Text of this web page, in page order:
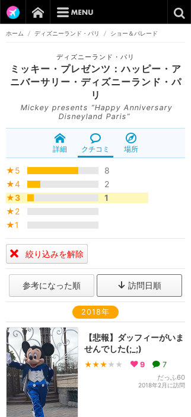
ホーム / ディズニーランド・パリ / ショー＆パレード
ディズニーランド・パリ
ミッキー・プレゼンツ：ハッピー・ア
ニバーサリー・ディズニーランド・パ
リ
Mickey presents “Happy Anniversary
Disneyland Paris”
詳細 クチコミ 場所
★5
8
★4
2
★3
1
★2
★1
絞り込みを解除
参考になった順 訪問日順
2018年
【悲報】ダッフィーがいま
せんでした(;_;)
★★★ ★★ 9 7
だっふ60
2018年2月に訪問